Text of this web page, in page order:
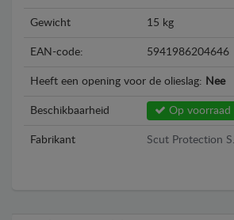
Gewicht 15 kg
EAN-code: 5941986204646
Heeft een opening voor de olieslag: Nee
Beschikbaarheid Op voorraad
Fabrikant Scut Protection